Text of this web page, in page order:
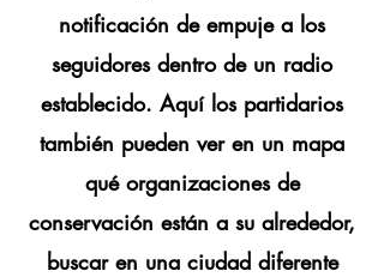
notificación de empuje a los
seguidores dentro de un radio
establecido. Aquí los partidarios
también pueden ver en un mapa
qué organizaciones de
conservación están a su alrededor,
buscar en una ciudad diferente